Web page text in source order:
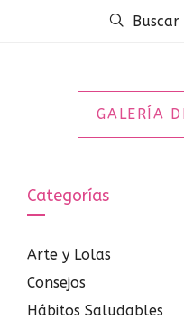
Buscar
GALERÍA
Categorías
Arte y Lolas
Consejos
Hábitos Saludables